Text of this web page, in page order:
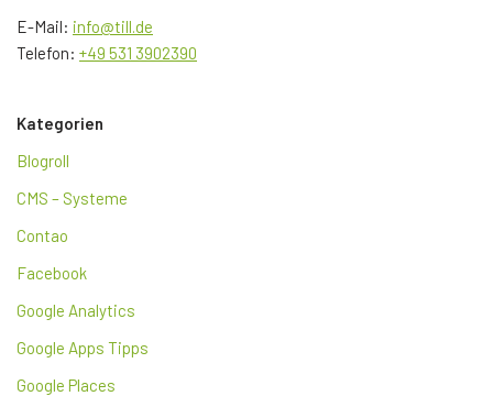
E-Mail: info@till.de
Telefon: +49 531 3902390
Kategorien
Blogroll
CMS – Systeme
Contao
Facebook
Google Analytics
Google Apps Tipps
Google Places